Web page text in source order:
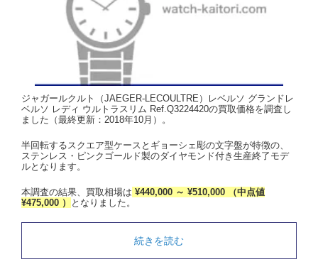
ジャガールクルト（JAEGER-LECOULTRE）レベルソ グランドレ
ベルソ レディ ウルトラスリム Ref.Q3224420の買取価格を調査し
ました（最終更新：2018年10月）。
半回転するスクエア型ケースとギョーシェ彫の文字盤が特徴の、
ステンレス・ピンクゴールド製のダイヤモンド付き生産終了モデ
ルとなります。
本調査の結果、買取相場は ¥440,000 ～ ¥510,000 （中点値
¥475,000 ）
となりました。
続きを読む